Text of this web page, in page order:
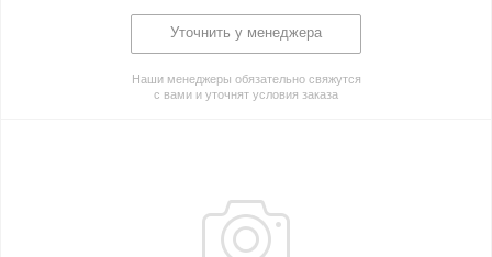
Уточнить у менеджера
Наши менеджеры обязательно свяжутся
с вами и уточнят условия заказа